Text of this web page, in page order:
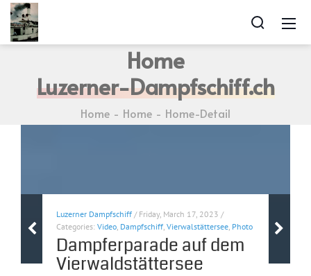
Home
Luzerner-Dampfschiff.ch
Home Home Home-Detail
Luzerner Dampfschiff / Friday, March 17, 2023 /
Categories:Video, Dampfschiff,Vierwalstättersee, Photo
Dampferparade auf dem
Vierwaldstättersee